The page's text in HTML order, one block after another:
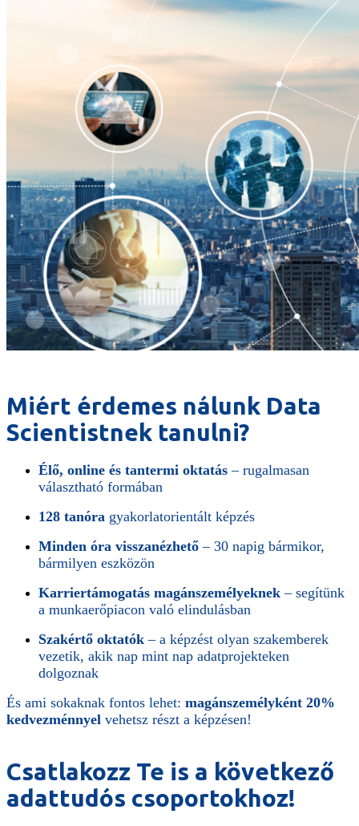
Miért érdemes nálunk Data
Scientistnek tanulni?
Élő, online és tantermi oktatás – rugalmasan
választható formában
128 tanóra gyakorlatorientált képzés
Minden óra visszanézhető – 30 napig bármikor,
bármilyen eszközön
Karriertámogatás magánszemélyeknek – segítünk
a munkaerőpiacon való elindulásban
Szakértő oktatók – a képzést olyan szakemberek
vezetik, akik nap mint nap adatprojekteken
dolgoznak
És ami sokaknak fontos lehet: magánszemélyként 20%
kedvezménnyel vehetsz részt a képzésen!
Csatlakozz Te is a következő
adattudós csoportokhoz!